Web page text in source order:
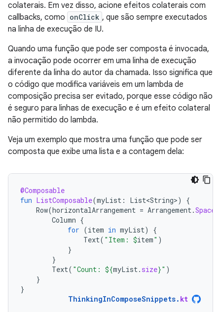
colaterais. Em vez disso, acione efeitos colaterais com
callbacks, como onClick , que são sempre executados
na linha de execução de IU.
Quando uma função que pode ser composta é invocada,
a invocação pode ocorrer em uma linha de execução
diferente da linha do autor da chamada. Isso significa que
o código que modifica variáveis em um lambda de
composição precisa ser evitado, porque esse código não
é seguro para linhas de execução e é um efeito colateral
não permitido do lambda.
Veja um exemplo que mostra uma função que pode ser
composta que exibe uma lista e a contagem dela:
@Composable
fun ListComposable(myList : List<String>)
{
Row(horizontalArrangement = Arrangement.
Column {
for (item in myList)
{
Text( "Item: $item" )
}
}
Text( "Count: ${myList. size}" )
}
}
ThinkingInComposeSnippets. kt